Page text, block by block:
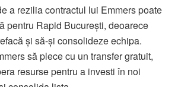
a rezilia contractul lui Emmers poate
pentru Rapid București, deoarece
și să-și consolideze echipa.
să plece cu un transfer gratuit,
resurse pentru a investi în noi